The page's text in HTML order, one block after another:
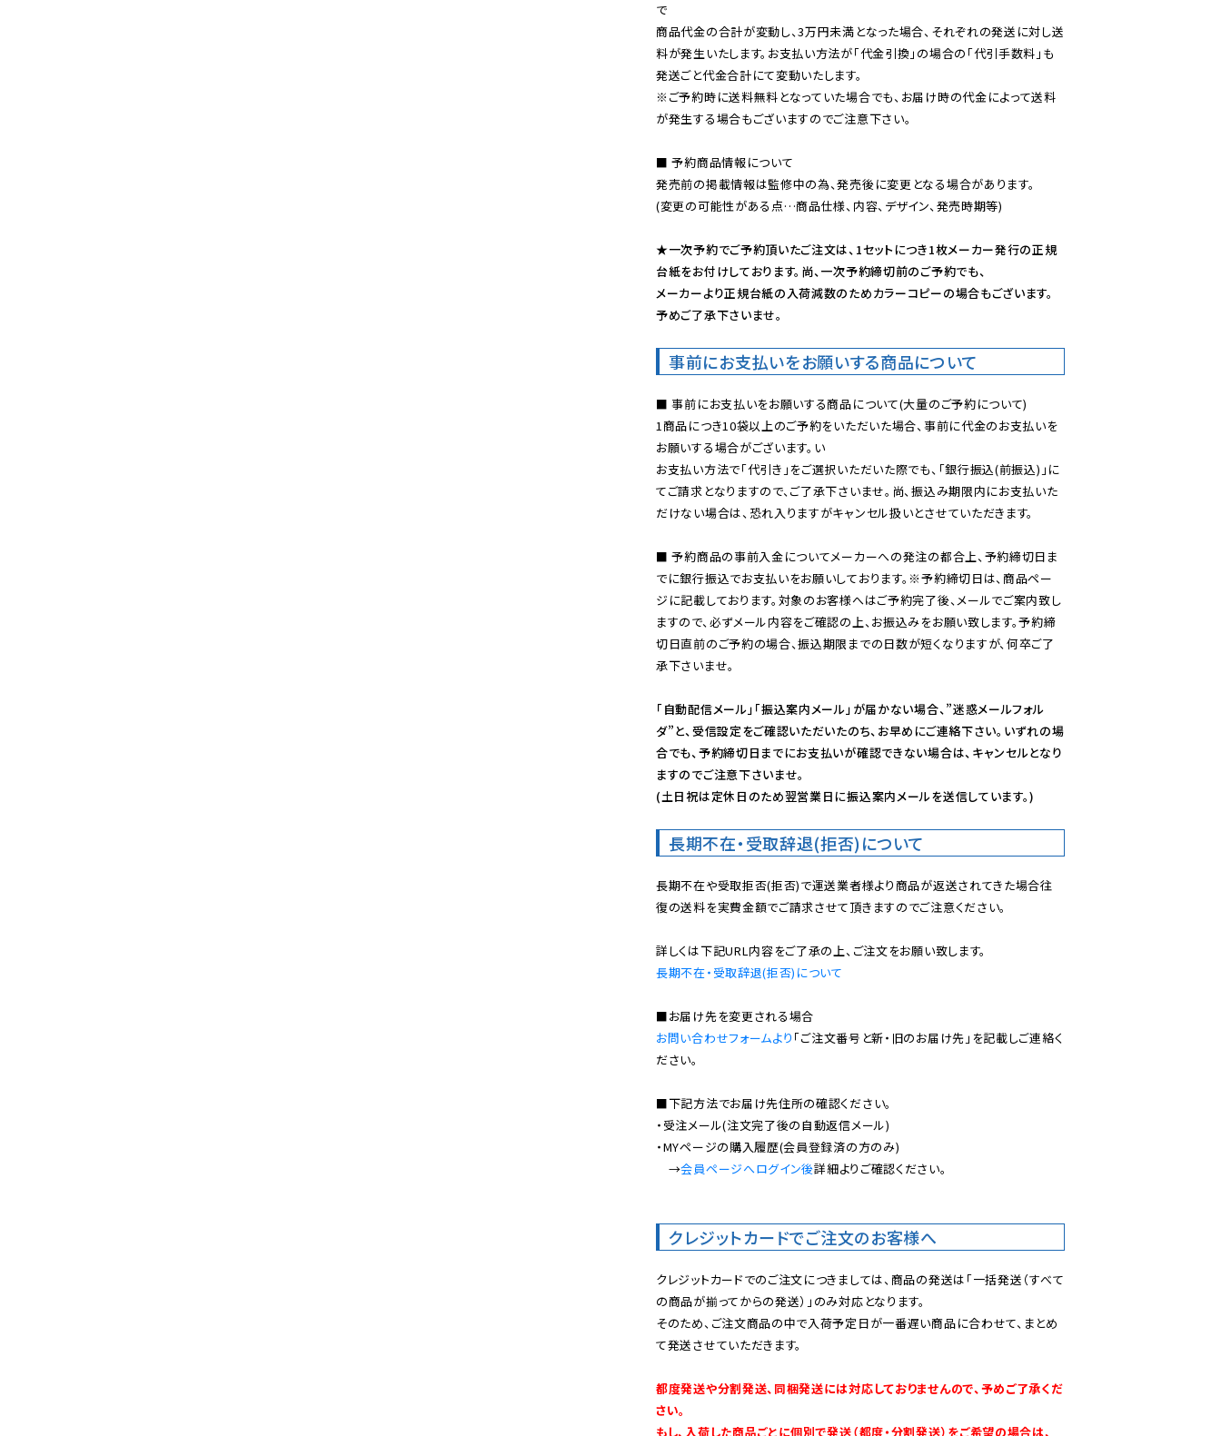
で
商品代金の合計が変動し、3万円未満となった場合、それぞれの発送に対し送
料が発生いたします。お支払い方法が「代金引換」の場合の「代引手数料」も
※ご予約時に送料無料となっていた場合でも、お届け時の代金によって送料
が発生する場合もございますのでご注意下さい。
■ 予約商品情報について
発売前の掲載情報は監修中の為、発売後に変更となる場合があります。
(変更の可能性がある点…商品仕様、内容、デザイン、発売時期等)
★一次予約でご予約頂いたご注文は、1セットにつき1枚メーカー発行の正規
台紙をお付けしております。尚、一次予約締切前のご予約でも、
メーカーより正規台紙の入荷減数のためカラーコピーの場合もございます。
予めご了承下さいませ。
事前にお支払いをお願いする商品について
■ 事前にお支払いをお願いする商品について(大量のご予約について)
1商品につき10袋以上のご予約をいただいた場合、事前に代金のお支払いを
お願いする場合がございます。い
お支払い方法で「代引き」をご選択いただいた際でも、「銀行振込(前振込)」に
てご請求となりますので、ご了承下さいませ。尚、振込み期限内にお支払いた
だけない場合は、恐れ入りますがキャンセル扱いとさせていただきます。
■ 予約商品の事前入金についてメーカーへの発注の都合上、予約締切日ま
でに銀行振込でお支払いをお願いしております。※予約締切日は、商品ペー
ジに記載しております。対象のお客様へはご予約完了後、メールでご案内致し
ますので、必ずメール内容をご確認の上、お振込みをお願い致します。予約締
切日直前のご予約の場合、振込期限までの日数が短くなりますが、何卒ご了
承下さいませ。
「自動配信メール」「振込案内メール」が届かない場合、”迷惑メールフォル
ダ”と、受信設定をご確認いただいたのち、お早めにご連絡下さい。いずれの場
合でも、予約締切日までにお支払いが確認できない場合は、キャンセルとなり
ますのでご注意下さいませ。
(土日祝は定休日のため翌営業日に振込案内メールを送信しています。)
長期不在・受取辞退(拒否)について
長期不在や受取拒否(拒否)で運送業者様より商品が返送されてきた場合往
復の送料を実費金額でご請求させて頂きますのでご注意ください。
長期不在・受取辞退(拒否)について
お問い合わせフォームより 「ご注文番号と新・旧のお届け先」を記載しご連絡く
ださい。
■下記方法でお届け先住所の確認ください。
・受注メール(注文完了後の自動返信メール)
・MYページの購入履歴(会員登録済の方のみ)
→会員ページへログイン後詳細よりご確認ください。
クレジットカードでご注文のお客様へ
クレジットカードでのご注文につきましては、商品の発送は「一括発送（すべて
の商品が揃ってからの発送）」のみ対応となります。
そのため、ご注文商品の中で入荷予定日が一番遅い商品に合わせて、まとめ
て発送させていただきます。
都度発送や分割発送、同梱発送には対応しておりませんので、予めご了承くだ
さい。
もし、入荷した商品ごとに個別で発送（都度・分割発送）をご希望の場合は、